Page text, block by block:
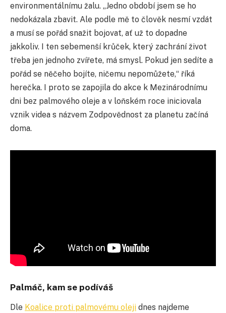
environmentálnímu žalu. „Jedno období jsem se ho
nedokázala zbavit. Ale podle mě to člověk nesmí vzdát
a musí se pořád snažit bojovat, ať už to dopadne
jakkoliv. I ten sebemenší krůček, který zachrání život
třeba jen jednoho zvířete, má smysl. Pokud jen sedíte a
pořád se něčeho bojíte, ničemu nepomůžete,“ říká
herečka. I proto se zapojila do akce k Mezinárodnímu
dni bez palmového oleje a v loňském roce iniciovala
vznik videa s názvem Zodpovědnost za planetu začíná
doma.
Palmáč, kam se podíváš
Dle Koalice proti palmovému oleji dnes najdeme